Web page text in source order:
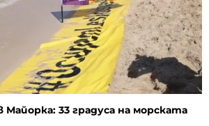
33 градуса на морската